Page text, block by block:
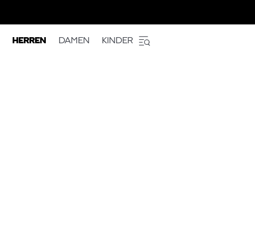
HERREN DAMEN KINDER